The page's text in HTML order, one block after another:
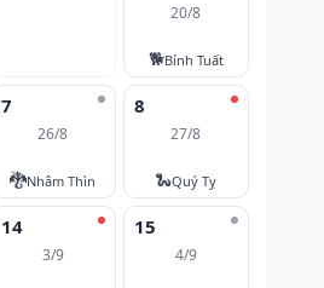
20/8
🐕Bính Tuất
7
26/8
🐉Nhâm Thìn
8
27/8
🐍Quý Tỵ
14
3/9
15
4/9